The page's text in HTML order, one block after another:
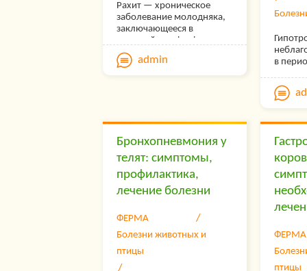
Рахит — хроническое
заболевание молодняка,
заключающееся в
расстройстве фосфорно-
кальциевого обмена,
нарушении роста.
admin
в
коров.
Бронхопневмония у
телят: симптомы,
профилактика,
лечение болезни
ФЕРМА
Болезни животных и
птицы
ФЕРМА
птицы